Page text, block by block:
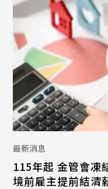
最新消息
115年起 金管會凍
境前雇主提前結清